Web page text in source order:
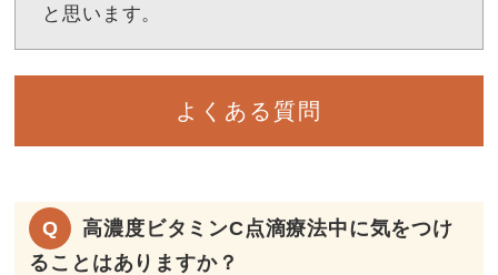
と思います。
よくある質問
高濃度ビタミンC点滴療法中に気をつけ
ることはありますか？